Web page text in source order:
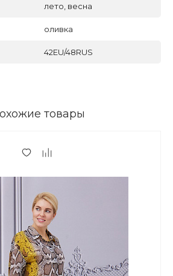
лето, весна
оливка
42EU/48RUS
товары